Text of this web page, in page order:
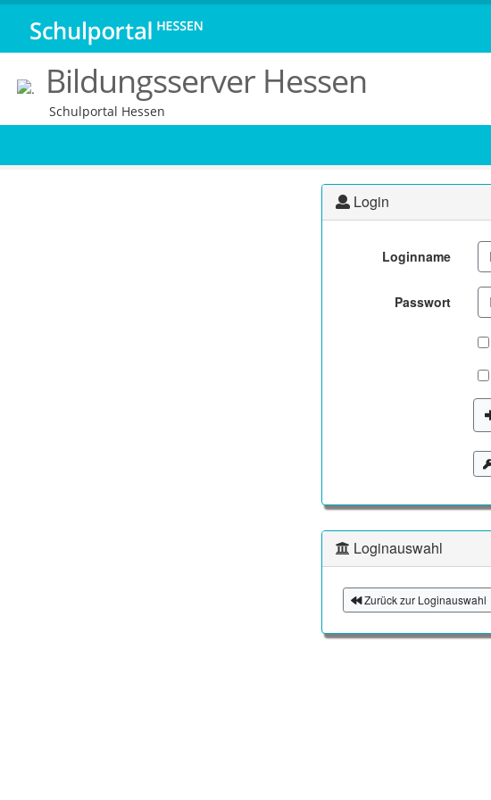
Bildungsserver Hessen
Schulportal Hessen
Login
Loginname
Passwort
Loginauswahl
Zurück zur Loginauswahl